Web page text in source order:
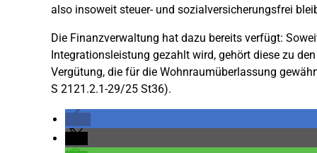
also insoweit steuer- und sozialversicherungsfrei
Die Finanzverwaltung hat dazu bereits verfügt:
Integrationsleistung gezahlt wird, gehört diese zu
Vergütung, die für die Wohnraumüberlassung
S 2121.2.1-29/25 St36).